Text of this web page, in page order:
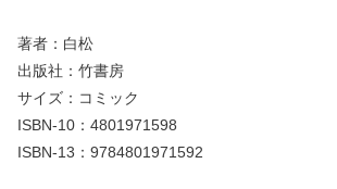
著者：白松
出版社：竹書房
サイズ：コミック
ISBN-10：4801971598
ISBN-13：9784801971592